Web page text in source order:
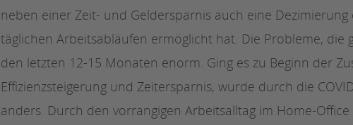
neben einer Zeit- und Geldersparnis auch eine
täglichen Arbeitsabläufen ermöglicht hat. Die Probleme, die
den letzten 12-15 Monaten enorm. Ging es zu Beginn der
Effizienzsteigerung und Zeitersparnis, wurde durch die
anders. Durch den vorrangigen Arbeitsalltag im Home-